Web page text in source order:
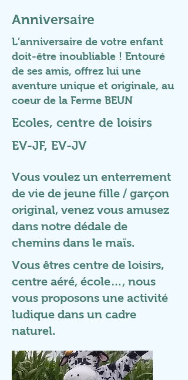
Anniversaire
L’anniversaire de votre enfant
doit-être inoubliable ! Entouré
de ses amis, offrez lui une
aventure unique et originale, au
coeur de la Ferme BEUN
Ecoles, centre de loisirs
EV-JF, EV-JV
Vous voulez un enterrement
de vie de jeune fille / garçon
original, venez vous amusez
dans notre dédale de
chemins dans le maïs.
Vous êtres centre de loisirs,
centre aéré, école…, nous
vous proposons une activité
ludique dans un cadre
naturel.